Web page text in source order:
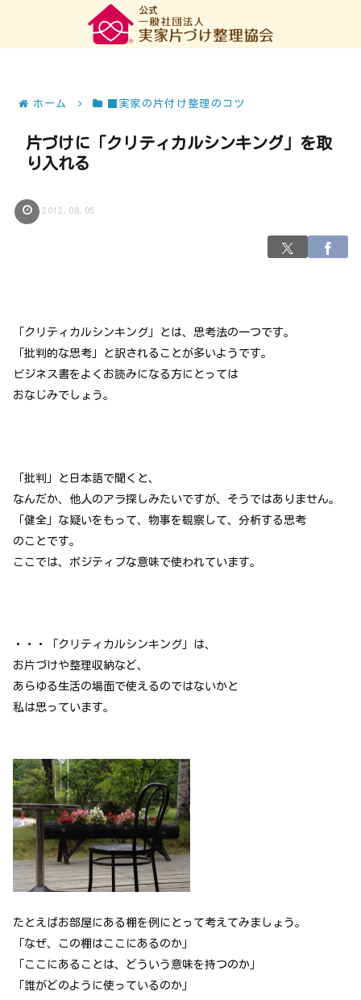
ホーム ■実家の片付け整理のコツ
片づけに「クリティカルシンキング」を取
り入れる
2012.08.05
「クリティカルシンキング」とは、思考法の一つです。
「批判的な思考」と訳されることが多いようです。
ビジネス書をよくお読みになる方にとっては
おなじみでしょう。
「批判」と日本語で聞くと、
なんだか、他人のアラ探しみたいですが、そうではありません。
「健全」な疑いをもって、物事を観察して、分析する思考
のことです。
ここでは、ポジティブな意味で使われています。
・・・「クリティカルシンキング」は、
お片づけや整理収納など、
あらゆる生活の場面で使えるのではないかと
私は思っています。
たとえばお部屋にある棚を例にとって考えてみましょう。
「なぜ、この棚はここにあるのか」
「ここにあることは、どういう意味を持つのか」
「誰がどのように使っているのか」